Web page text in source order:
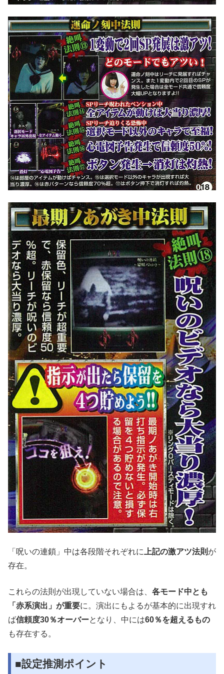
「呪いの連鎖」中は各段階それぞれに 上記の激アツ法則 が
存在。
これらの法則が出現していない場合は、 各モード中とも
「赤系演出」が重要に。演出にもよるが基本的に出現すれ
ば信頼度30％オーバーとなり、中には60％を超えるもの
も存在する。
■設定推測ポイント